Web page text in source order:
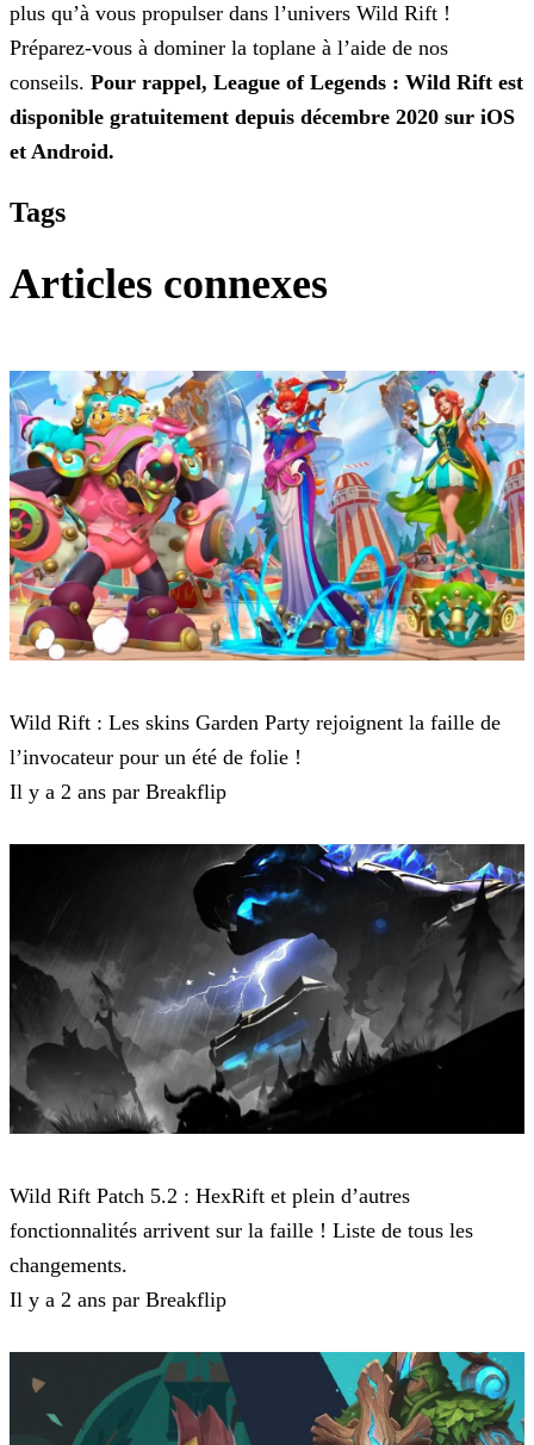
plus qu’à vous propulser dans l’univers Wild Rift !
Préparez-vous à dominer la toplane à l’aide de nos
conseils. Pour rappel, League of Legends : Wild Rift est
disponible gratuitement depuis décembre 2020 sur iOS
et Android.
Tags
Articles connexes
Wild Rift : Les skins Garden Party rejoignent la faille de
l’invocateur pour un été de folie !
Il y a 2 ans par Breakflip
Wild Rift Patch 5.2 : HexRift et plein d’autres
fonctionnalités arrivent sur la faille ! Liste de tous les
changements.
Il y a 2 ans par Breakflip